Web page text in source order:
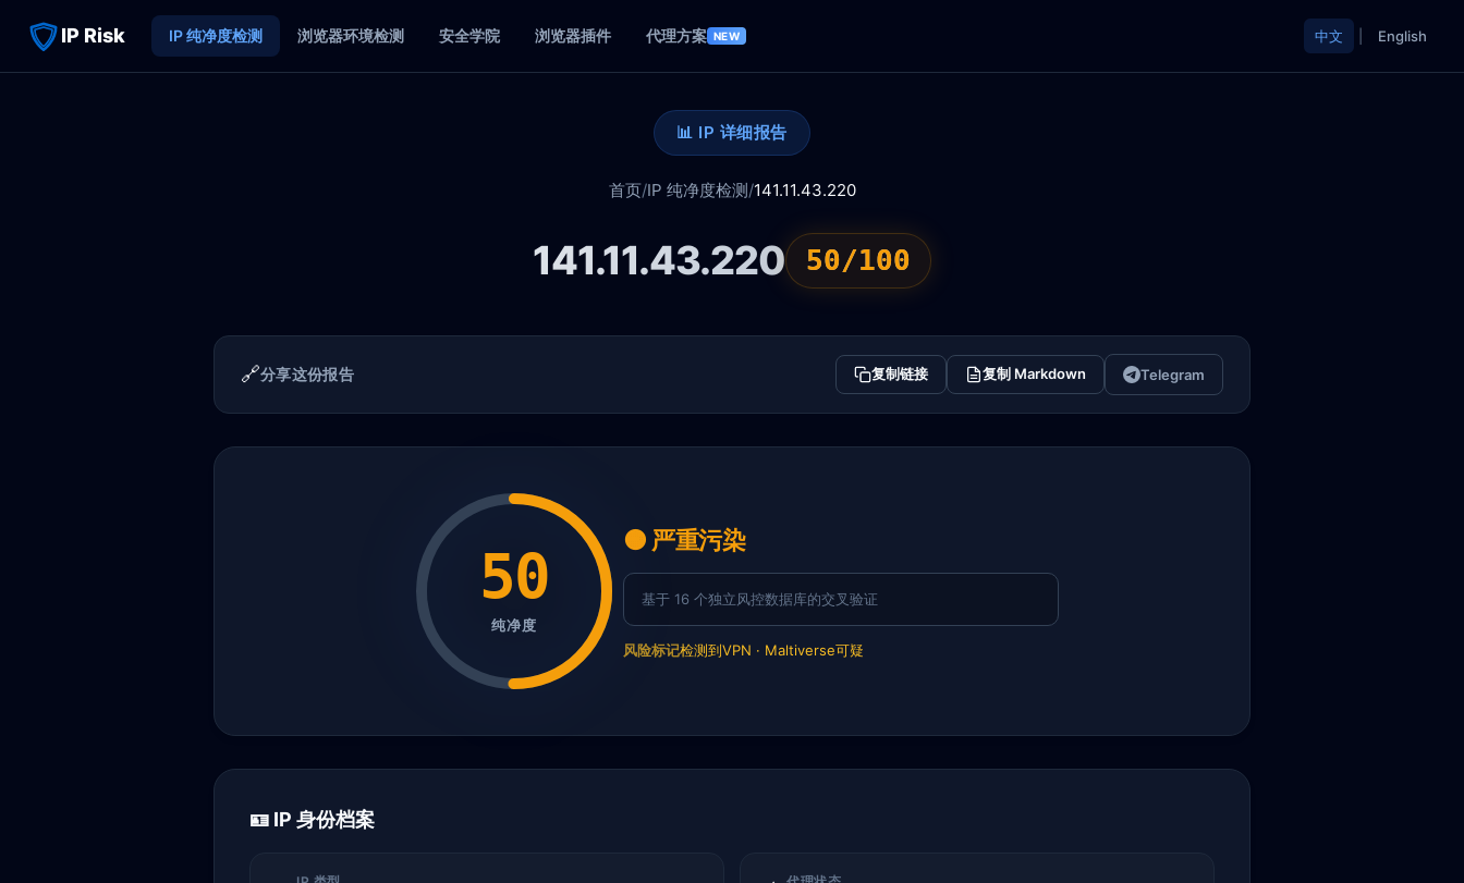
IP Risk IP 纯净度检测 浏览器环境检测 安全学院 浏览器插件 代理方案 NEW 中文 English
📊 IP 详细报告
首页/IP 纯净度检测/141.11.43.220
141.11.43.220 50/100
🔗分享这份报告 复制链接 复制 Markdown Telegram
50
纯净度
🟠 严重污染
基于 16 个独立风控数据库的交叉验证
风险标记检测到VPN · Maltiverse可疑
🪪 IP 身份档案